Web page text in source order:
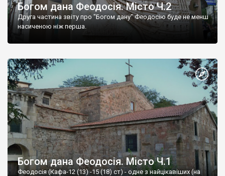
Богом дана Феодосія. Місто Ч.2
Друга частина звіту про "Богом дану" Феодосію буде не менш
насиченою ніж перша.
Богом дана Феодосія. Місто Ч.1
Феодосія (Кафа-12 (13) -15 (18) ст) - одне з найцікавіших (на